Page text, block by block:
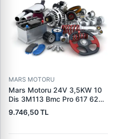
MARS MOTORU
Mars Motoru 24V 3,5KW 10
Dis 3M113 Bmc Pro 617 620
(619 240 36 619 240 46
Yerine) | LUCAS 619 241 46
9.746,50 TL